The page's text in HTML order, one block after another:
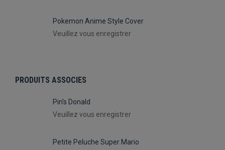
Pokemon Anime Style Cover
Veuillez vous enregistrer
PRODUITS ASSOCIES
Pin's Donald
Veuillez vous enregistrer
Petite Peluche Super Mario